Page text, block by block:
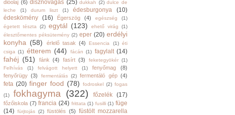
dióolaj (6) disznóvágás (25) dukkah (2) dulce de
leche
(1) durum liszt (1) édesburgonya
(10)
édeskömény (16) Égerszög (4) egészség
(1)
égetett tészta
(2) egytál (123) ehető virág
(1)
élesztőmentes péksütemény (2) eper (20) erdélyi
konyha (58) érlelő tasak (4) Essencia (1) éti
csiga (1) étterem (44) fácán (1) fagylalt (14)
fahéj (51) fánk (4) fasírt (3) feketegyökér (1)
Felhívás
(1) felvágott helyett (1) fenyőmag
(8)
fenyőrügy (3) fermentálás (2) fermentáló gép (4)
feta (20) finger food (78) fodroskel (2) fogas
(1)
fokhagyma (322) főzelék (17)
főzőiskola (7) francia (24) frittata (1) fusilli (1) füge
(14) fürjtojás (2) füstölés (5) füstölt mozzarella